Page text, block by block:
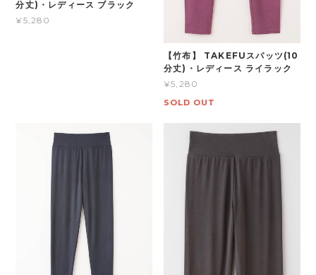
分丈)・レディース ブラック
¥5,280
【竹布】 TAKEFUスパッツ(10
分丈)・レディース ライラック
¥5,280
SOLD OUT